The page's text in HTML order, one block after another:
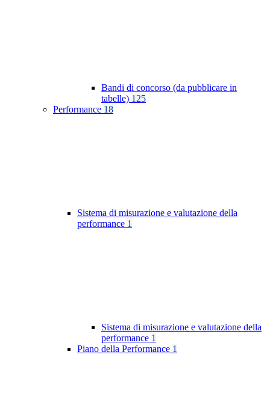
Bandi di concorso (da pubblicare in
tabelle) 125
Performance 18
Sistema di misurazione e valutazione della
performance 1
Sistema di misurazione e valutazione della
performance 1
Piano della Performance 1